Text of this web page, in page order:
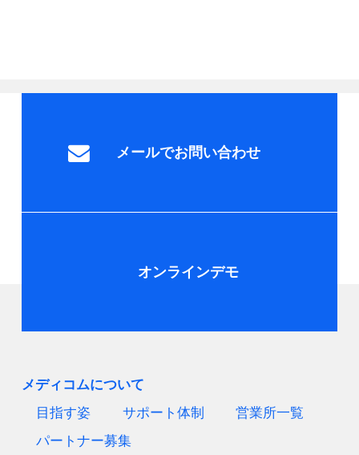
メールでお問い合わせ
オンラインデモ
メディコムについて
目指す姿
サポート体制
営業所一覧
パートナー募集